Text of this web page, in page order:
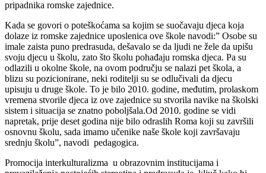
pripadnika romske zajednice.
Kada se govori o poteškoćama sa kojim se suočavaju djeca koja
dolaze iz romske zajednice uposlenica ove škole navodi:” Osobe su
imale zaista puno predrasuda, dešavalo se da ljudi ne žele da upišu
svoju djecu u školu, zato što školu pohađaju romska djeca. Pa su
odlazili u okolne škole, na ovom području se nalazi pet škola, a
blizu su pozicionirane, neki roditelji su se odlučivali da djecu
upisuju u druge škole. To je bilo 2010. godine, međutim, prolaskom
vremena stvorile djeca iz ove zajednice su stvorila navike na školski
sistem i situacija se znatno poboljšala.Od 2010. godine se vidi
napretak, prije deset godina nije bilo odraslih Roma koji su završili
osnovnu školu, sada imamo učenike naše škole koji završavaju
srednju školu”, navodi pedagogica.
Promocija interkulturalizma u obrazovnim institucijama i